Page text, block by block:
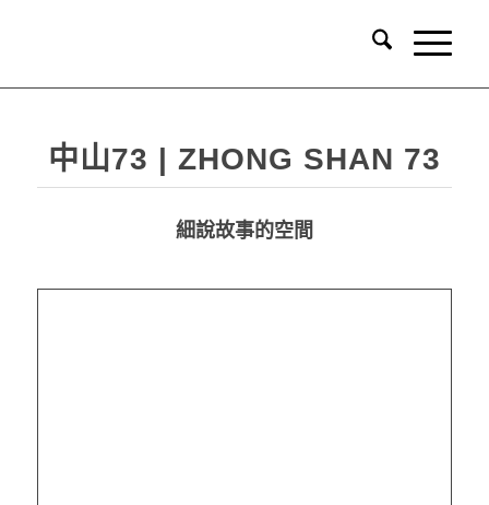
中山73 | ZHONG SHAN 73
細說故事的空間